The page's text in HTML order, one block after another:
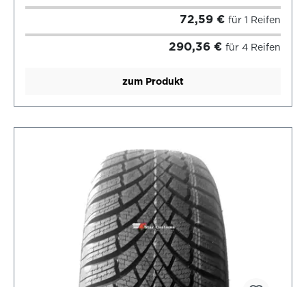
72,59 € für 1 Reifen
290,36 € für 4 Reifen
zum Produkt